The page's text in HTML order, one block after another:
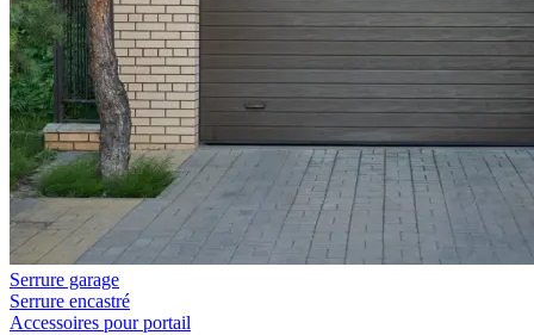
Serrure garage
Serrure encastré
Accessoires pour portail